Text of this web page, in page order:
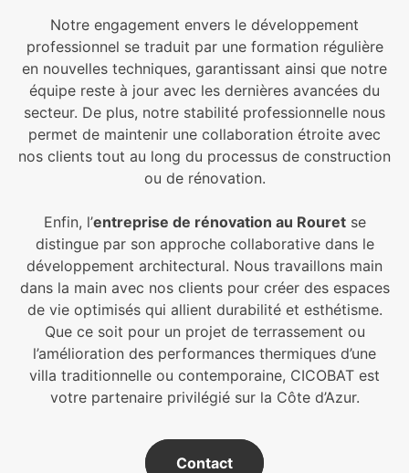
Notre engagement envers le développement
professionnel se traduit par une formation régulière
en nouvelles techniques, garantissant ainsi que notre
équipe reste à jour avec les dernières avancées du
secteur. De plus, notre stabilité professionnelle nous
permet de maintenir une collaboration étroite avec
nos clients tout au long du processus de construction
ou de rénovation.
Enfin, l’entreprise de rénovation au Rouretse
distingue par son approche collaborative dans le
développement architectural. Nous travaillons main
dans la main avec nos clients pour créer des espaces
de vie optimisés qui allient durabilité et esthétisme.
Que ce soit pour un projet de terrassement ou
l’amélioration des performances thermiques d’une
villa traditionnelle ou contemporaine, CICOBAT est
votre partenaire privilégié sur la Côte d’Azur.
Contact